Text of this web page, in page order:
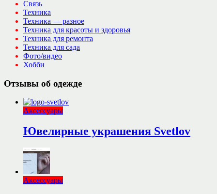
Связь
Техника
Техника — разное
Техника для красоты и здоровья
Техника для ремонта
Техника для сада
Фото/видео
Хобби
Отзывы об одежде
Аксессуары
Ювелирные украшения Svetlov
Аксессуары